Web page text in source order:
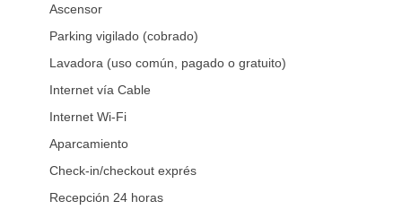
Ascensor
Parking vigilado (cobrado)
Lavadora (uso común, pagado o gratuito)
Internet vía Cable
Internet Wi-Fi
Aparcamiento
Check-in/checkout exprés
Recepción 24 horas